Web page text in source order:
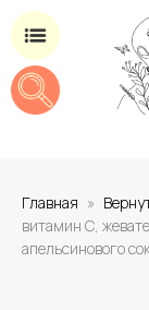
Главная
витамин C,
апельсинового